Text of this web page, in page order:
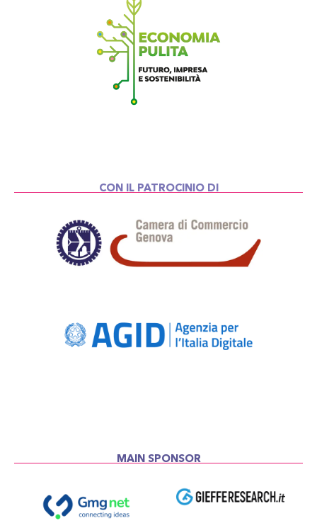
CON IL PATROCINIO DI
MAIN SPONSOR